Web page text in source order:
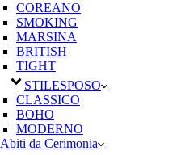
COREANO
SMOKING
MARSINA
BRITISH
TIGHT
STILESPOSO
CLASSICO
BOHO
MODERNO
Abiti da Cerimonia